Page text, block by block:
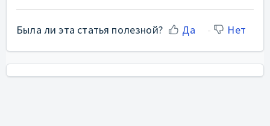
Была ли эта статья полезной? Да Нет